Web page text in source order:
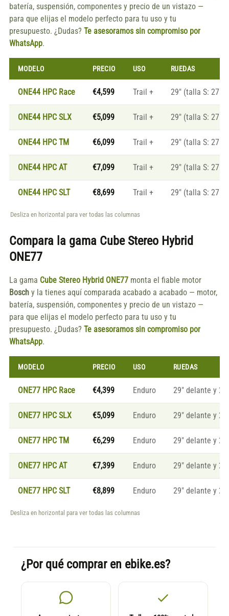
batería, suspensión, componentes y precio de un vistazo —
para que elijas el modelo perfecto para tu uso y tu
presupuesto. ¿Dudas? Te asesoramos sin compromiso por
WhatsApp.
MODELO PRECIO USO RUEDAS
ONE44 HPC Race €4,599 Trail + 29" (talla S:
ONE44 HPC SLX €5,099 Trail + 29" (talla S:
ONE44 HPC TM €6,099 Trail + 29" (talla S:
ONE44 HPC AT €7,099 Trail + 29" (talla S:
ONE44 HPC SLT €8,699 Trail + 29" (talla S:
Desliza en horizontal para ver todas las columnas
Compara la gama Cube Stereo Hybrid
ONE77
La gama Cube Stereo Hybrid ONE77monta el fiable motor
Boschy la tienes aquí comparada acabado a acabado — motor,
batería, suspensión, componentes y precio de un vistazo —
para que elijas el modelo perfecto para tu uso y tu
presupuesto. ¿Dudas? Te asesoramos sin compromiso por
WhatsApp.
MODELO PRECIO USO RUEDAS
ONE77 HPC Race €4,399 Enduro 29" delante y
ONE77 HPC SLX €5,099 Enduro 29" delante y
ONE77 HPC TM €6,299 Enduro 29" delante y
ONE77 HPC AT €7,399 Enduro 29" delante y
ONE77 HPC SLT €8,899 Enduro 29" delante y
Desliza en horizontal para ver todas las columnas
¿Por qué comprar en ebike.es?